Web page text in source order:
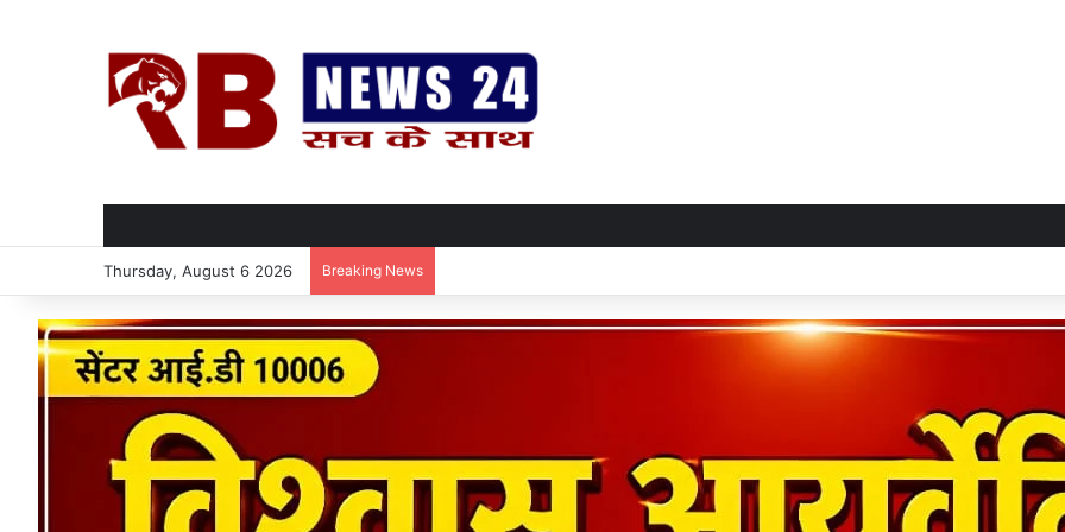
Thursday, August 6 2026 Breaking News